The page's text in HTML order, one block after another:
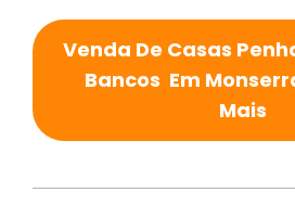
Venda De Casas
Bancos Em
Mais